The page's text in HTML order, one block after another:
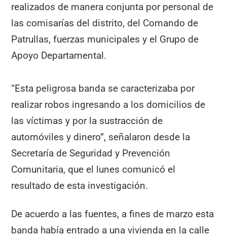
realizados de manera conjunta por personal de
las comisarías del distrito, del Comando de
Patrullas, fuerzas municipales y el Grupo de
Apoyo Departamental.
“Esta peligrosa banda se caracterizaba por
realizar robos ingresando a los domicilios de
las víctimas y por la sustracción de
automóviles y dinero”, señalaron desde la
Secretaría de Seguridad y Prevención
Comunitaria, que el lunes comunicó el
resultado de esta investigación.
De acuerdo a las fuentes, a fines de marzo esta
banda había entrado a una vivienda en la calle